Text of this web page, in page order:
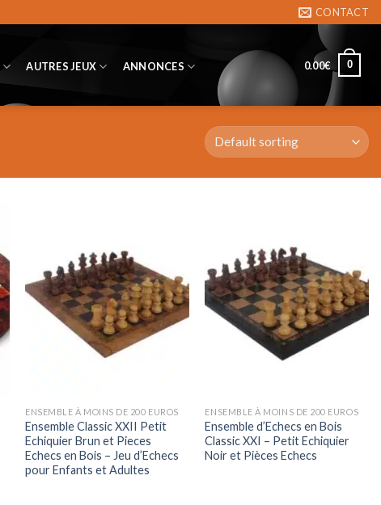
CONTACT
AUTRES JEUX ANNONCES 0.00€ 0
ENSEMBLE À MOINS DE 200 EUROS
Ensemble Classic XXII Petit
Echiquier Brun et Pieces
Echecs en Bois – Jeu d’Echecs
pour Enfants et Adultes
ENSEMBLE À MOINS DE 200 EUROS
Ensemble d’Echecs en Bois
Classic XXI – Petit Echiquier
Noir et Pièces Echecs